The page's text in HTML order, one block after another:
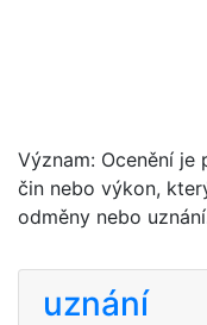
Význam: Ocenění
čin nebo výkon,
odměny nebo
uznání